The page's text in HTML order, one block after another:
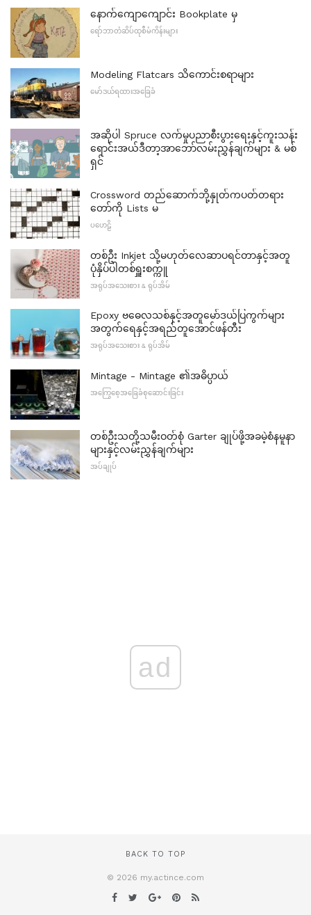
နောက်ကျောကျောင်း Bookplate မှ
ရော်ဘာတံဆိပ်ထုစီမံကိန်းများ
Modeling Flatcars သိကောင်းစရာများ
မော်ဒယ်ရထားအခြေခံ
အဆိုပါ Spruce လက်မှုပညာစီးပွားရေးနှင့်ကူးသန်း
ရောင်းအယ်ဒီတာ့အာဘော်လမ်းညွှန်ချက်များ & မစ်
ရှင်
Crossword တည်ဆောက်ဘို့နှုတ်ကပတ်တရား
တော်ကို Lists မ
ပဟေဠိ
တစ်ဦး Inkjet သို့မဟုတ်လေဆာပရင်တာနှင့်အတူ
ပုံနှိပ်ပါတစ်ရှူးစက္ကူ
အရုပ်အသေးစား & ရုပ်အိမ်
Epoxy ဗဓေလသစ်နှင့်အတူမော်ဒယ်ပြကွက်များ
အတွက်ရေနှင့်အရည်တူအောင်ဖန်တီး
အရုပ်အသေးစား & ရုပ်အိမ်
Mintage - Mintage ၏အဓိပ္ပာယ်
အကြွေစေ့အခြေခံစုဆောင်းခြင်း
တစ်ဦးသတို့သမီးဝတ်စုံ Garter ချုပ်ဖို့အခမဲ့စံနမူနာ
များနှင့်လမ်းညွှန်ချက်များ
အပ်ချုပ်
ad
BACK TO TOP
© 2026 my.actince.com